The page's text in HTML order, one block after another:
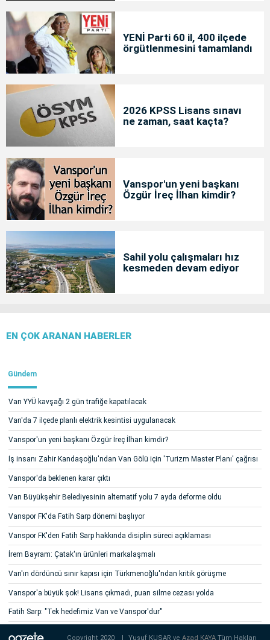
YENİ Parti 60 il, 400 ilçede
örgütlenmesini tamamlandı
2026 KPSS Lisans sınavı
ne zaman, saat kaçta?
Vanspor'un yeni başkanı
Özgür İreç İlhan kimdir?
Sahil yolu çalışmaları hız
kesmeden devam ediyor
EN ÇOK ARANAN HABERLER
Gündem
Van YYÜ kavşağı 2 gün trafiğe kapatılacak
Van'da 7 ilçede planlı elektrik kesintisi uygulanacak
Vanspor'un yeni başkanı Özgür İreç İlhan kimdir?
İş insanı Zahir Kandaşoğlu'ndan Van Gölü için 'Turizm Master Planı' çağrısı
Vanspor'da beklenen karar çıktı
Van Büyükşehir Belediyesinin alternatif yolu 7 ayda deforme oldu
Vanspor FK'da Fatih Sarp dönemi başlıyor
Vanspor FK'den Fatih Sarp hakkında disiplin süreci açıklaması
İrem Bayram: Çatak'ın ürünleri markalaşmalı
Van'ın dördüncü sınır kapısı için Türkmenoğlu'ndan kritik görüşme
Vanspor'a büyük şok! Lisans çıkmadı, puan silme cezası yolda
Fatih Sarp: "Tek hedefimiz Van ve Vanspor'dur"
Copyright 2020 | Yusuf KUŞAR veAzad KAYATüm Hakları